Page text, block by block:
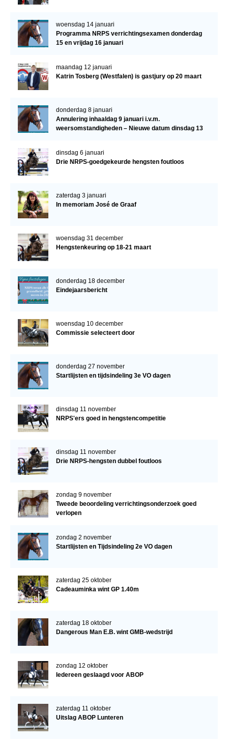
woensdag 14 januari
Programma NRPS verrichtingsexamen donderdag
15 en vrijdag 16 januari
maandag 12 januari
Katrin Tosberg (Westfalen) is gastjury op 20 maart
donderdag 8 januari
Annulering inhaaldag 9 januari i.v.m.
weersomstandigheden – Nieuwe datum dinsdag 13
dinsdag 6 januari
Drie NRPS-goedgekeurde hengsten foutloos
zaterdag 3 januari
In memoriam José de Graaf
woensdag 31 december
Hengstenkeuring op 18-21 maart
donderdag 18 december
Eindejaarsbericht
woensdag 10 december
Commissie selecteert door
donderdag 27 november
Startlijsten en tijdsindeling 3e VO dagen
dinsdag 11 november
NRPS'ers goed in hengstencompetitie
dinsdag 11 november
Drie NRPS-hengsten dubbel foutloos
zondag 9 november
Tweede beoordeling verrichtingsonderzoek goed
verlopen
zondag 2 november
Startlijsten en Tijdsindeling 2e VO dagen
zaterdag 25 oktober
Cadeauminka wint GP 1.40m
zaterdag 18 oktober
Dangerous Man E.B. wint GMB-wedstrijd
zondag 12 oktober
Iedereen geslaagd voor ABOP
zaterdag 11 oktober
Uitslag ABOP Lunteren